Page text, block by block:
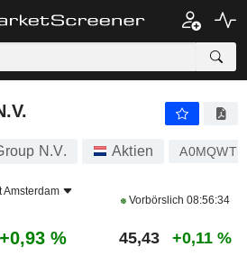
N.V. Aktien A0MQWT
Amsterdam
Vorbörslich 08:56:34
+0,93 % 45,43 +0,11 %